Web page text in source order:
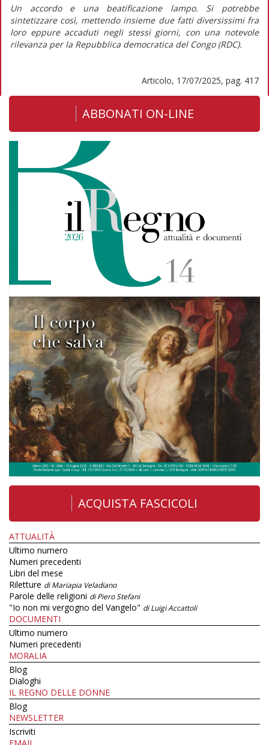
Un accordo e una beatificazione lampo. Si potrebbe
sintetizzare così, mettendo insieme due fatti diversissimi fra
loro eppure accaduti negli stessi giorni, con una notevole
rilevanza per la Repubblica democratica del Congo (RDC).
Articolo, 17/07/2025, pag. 417
ABBONATI ON-LINE
ACQUISTA FASCICOLI
ATTUALITÀ
Ultimo numero
Numeri precedenti
Libri del mese
Riletture di Mariapia Veladiano
Parole delle religioni di Piero Stefani
"Io non mi vergogno del Vangelo" di Luigi Accattoli
DOCUMENTI
Ultimo numero
Numeri precedenti
MORALIA
Blog
Dialoghi
IL REGNO DELLE DONNE
Blog
NEWSLETTER
Iscriviti